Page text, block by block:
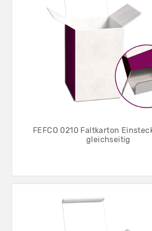
FEFCO 0210 Faltkarton
gleichseitig